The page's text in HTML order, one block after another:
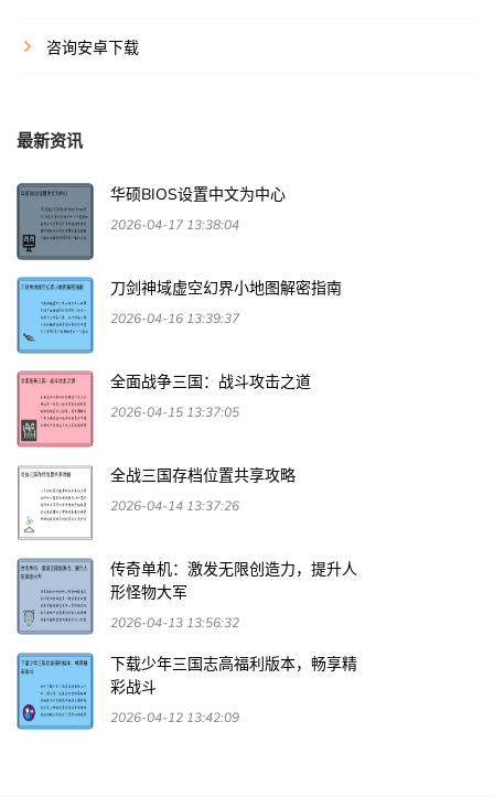
咨询安卓下载
最新资讯
华硕BIOS设置中文为中心
2026-04-17 13:38:04
刀剑神域虚空幻界小地图解密指南
2026-04-16 13:39:37
全面战争三国：战斗攻击之道
2026-04-15 13:37:05
全战三国存档位置共享攻略
2026-04-14 13:37:26
传奇单机：激发无限创造力，提升人
形怪物大军
2026-04-13 13:56:32
下载少年三国志高福利版本，畅享精
彩战斗
2026-04-12 13:42:09